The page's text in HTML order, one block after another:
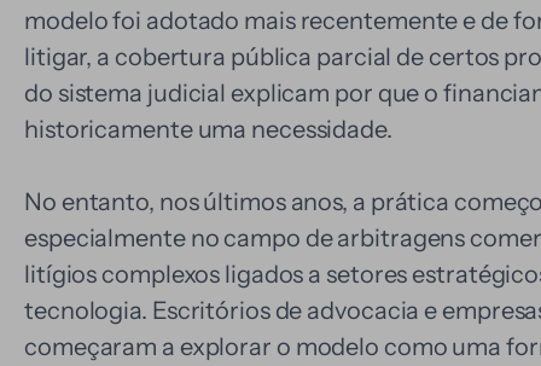
modelo foi adotado mais recentemente e de
litigar, a cobertura pública parcial de certos
do sistema judicial explicam por que o
historicamente uma necessidade.
No entanto, nos últimos anos, a prática
especialmente no campo de arbitragens
litígios complexos ligados a setores
tecnologia. Escritórios de advocacia e
começaram a explorar o modelo como uma